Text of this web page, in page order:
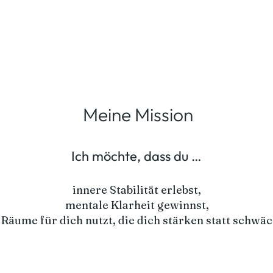
Meine Mission
Ich möchte, dass du …
innere Stabilität erlebst,
mentale Klarheit gewinnst,
für dich nutzt, die dich stärken statt